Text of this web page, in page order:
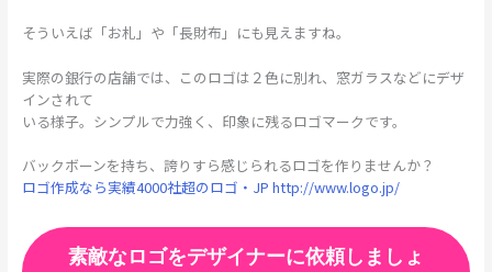
そういえば「お札」や「長財布」にも見えますね。
実際の銀行の店舗では、このロゴは２色に別れ、窓ガラスなどにデザ
インされて
いる様子。シンプルで力強く、印象に残るロゴマークです。
バックボーンを持ち、誇りすら感じられるロゴを作りませんか？
ロゴ作成なら実績4000社超のロゴ・JP http://www.logo.jp/
素敵なロゴをデザイナーに依頼しましょ